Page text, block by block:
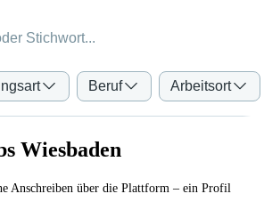
Beruf Arbeitsort
Wiesbaden
Anschreiben über die Plattform – ein Profil